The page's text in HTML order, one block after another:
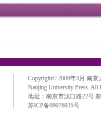
Copyright© 2009年4月 南京
Nanjing University Press. All
地址：南京市汉口路22号
苏ICP备09076035号